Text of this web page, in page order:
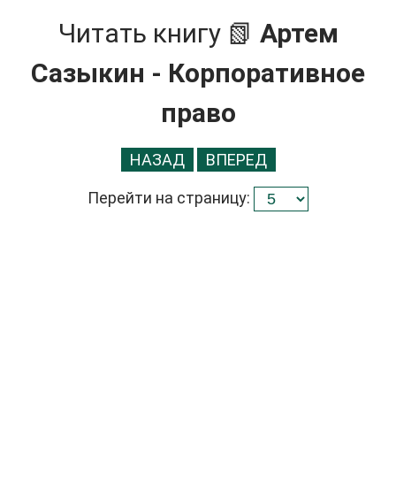
Читать книгу 📗 Артем
Сазыкин - Корпоративное
право
НАЗАД ВПЕРЕД
Перейти на страницу: